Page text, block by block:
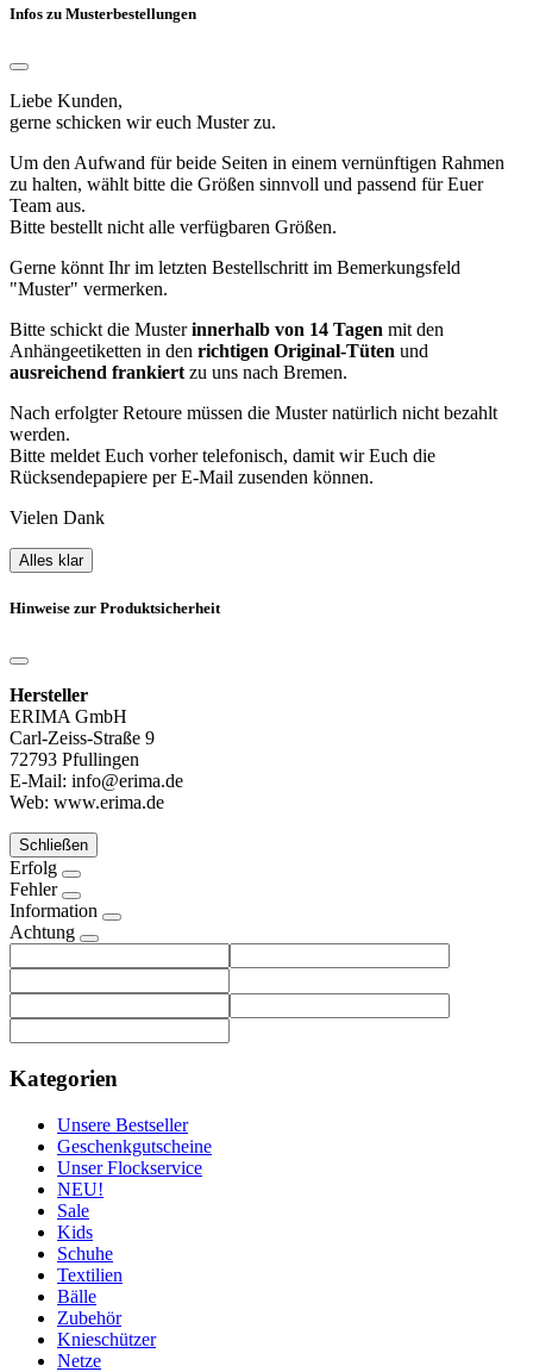
Infos zu Musterbestellungen
Liebe Kunden,
gerne schicken wir euch Muster zu.
Um den Aufwand für beide Seiten in einem vernünftigen Rahmen
zu halten, wählt bitte die Größen sinnvoll und passend für Euer
Team aus.
Bitte bestellt nicht alle verfügbaren Größen.
Gerne könnt Ihr im letzten Bestellschritt im Bemerkungsfeld
"Muster" vermerken.
Bitte schickt die Musterinnerhalb von 14 Tagen mit den
Anhängeetiketten in den richtigen Original-Tüten und
ausreichend frankiert zu uns nach Bremen.
Nach erfolgter Retoure müssen die Muster natürlich nicht bezahlt
werden.
Bitte meldet Euch vorher telefonisch, damit wir Euch die
Rücksendepapiere per E-Mail zusenden können.
Vielen Dank
Alles klar
Hinweise zur Produktsicherheit
Hersteller
ERIMA GmbH
Carl-Zeiss-Straße 9
72793 Pfullingen
E-Mail: info@erima.de
Web: www.erima.de
Schließen
Erfolg
Fehler
Information
Achtung
Kategorien
Unsere Bestseller
Geschenkgutscheine
Unser Flockservice
NEU!
Sale
Kids
Schuhe
Textilien
Bälle
Zubehör
Knieschützer
Netze